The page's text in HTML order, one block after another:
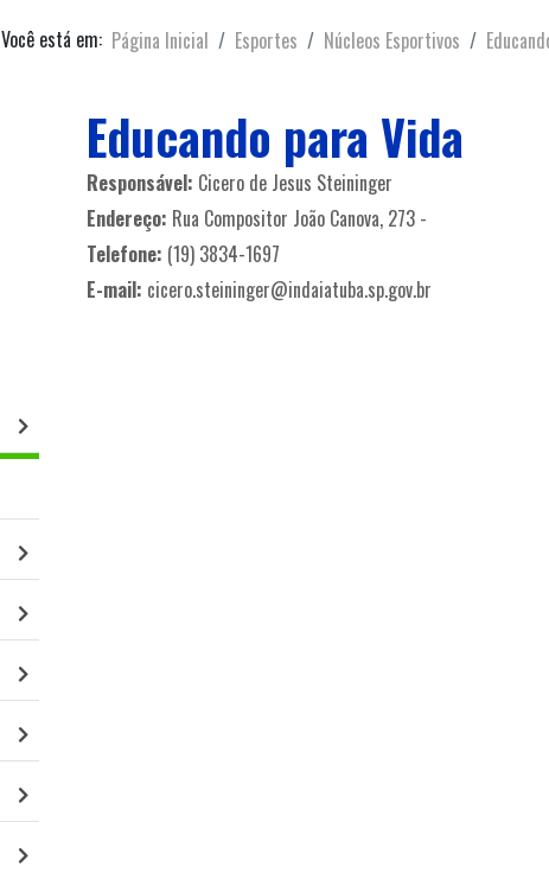
Você está em: Página Inicial Esportes Núcleos Esportivos
Educando para Vida
Responsável: Cicero de Jesus Steininger
Endereço: Rua Compositor João Canova, 273 -
Telefone: (19) 3834-1697
E-mail: cicero.steininger@indaiatuba.sp.gov.br